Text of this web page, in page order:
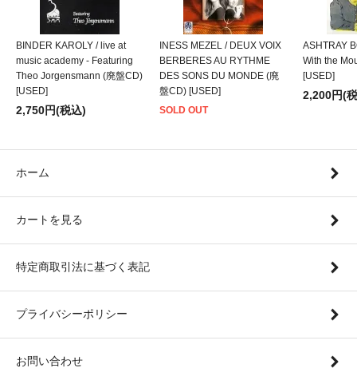
BINDER KAROLY / live at
music academy - Featuring
Theo Jorgensmann (廃盤CD)
[USED]
2,750円(税込)
INESS MEZEL / DEUX VOIX
BERBERES AU RYTHME
DES SONS DU MONDE (廃
盤CD) [USED]
SOLD OUT
ASHTRAY
With the
[USED]
2,200円(
ホーム
カートを見る
特定商取引法に基づく表記
プライバシーポリシー
お問い合わせ